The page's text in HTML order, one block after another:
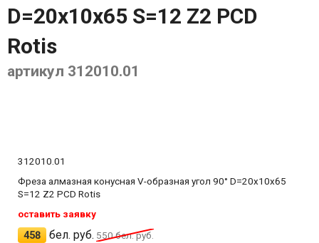
D=20x10x65 S=12 Z2 PCD
Rotis
артикул 312010.01
312010.01
Фреза алмазная конусная V-образная угол 90° D=20x10x65
S=12 Z2 PCD Rotis
оставить заявку
458 бел. руб. 550бел. руб.